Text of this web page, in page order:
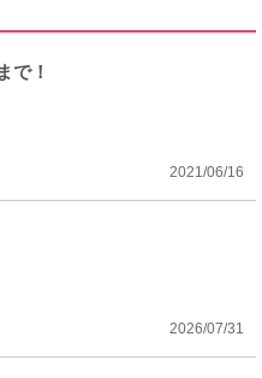
で！
2021/06/16
2026/07/31